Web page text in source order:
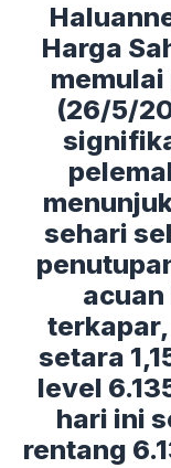
Harga
(26/5/
sehari
terkapar,
setara
level
hari ini
rentang